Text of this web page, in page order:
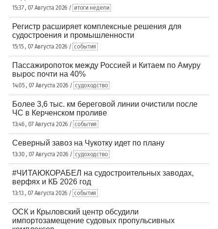
15:37 , 07 Августа 2026 / итоги недели
Регистр расширяет комплексные решения для
судостроения и промышленности
15:15 , 07 Августа 2026 / события
Пассажиропоток между Россией и Китаем по Амуру
вырос почти на 40%
14:05 , 07 Августа 2026 / судоходство
Более 3,6 тыс. км береговой линии очистили после
ЧС в Керченском проливе
13:46 , 07 Августа 2026 / события
Северный завоз на Чукотку идет по плану
13:30 , 07 Августа 2026 / судоходство
#ЧИТАЮКОРАБЕЛ на судостроительных заводах,
верфях и КБ 2026 год
13:13 , 07 Августа 2026 / события
ОСК и Крыловский центр обсудили
импортозамещение судовых пропульсивных